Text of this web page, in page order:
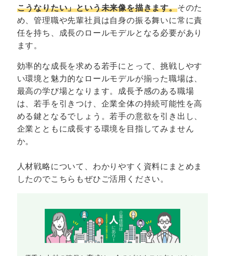
こうなりたい」という未来像を描きます。そのた
め、管理職や先輩社員は自身の振る舞いに常に責
任を持ち、成長のロールモデルとなる必要があり
ます。
効率的な成長を求める若手にとって、挑戦しやす
い環境と魅力的なロールモデルが揃った職場は、
最高の学び場となります。成長予感のある職場
は、若手を引きつけ、企業全体の持続可能性を高
める鍵となるでしょう。若手の意欲を引き出し、
企業とともに成長する環境を目指してみません
か。
人材戦略について、わかりやすく資料にまとめま
したのでこちらもぜひご活用ください。